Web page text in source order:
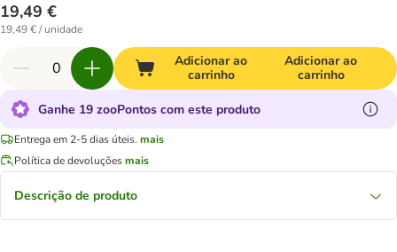
19,49 €
19,49 € / unidade
Adicionar ao
carrinho
Adicionar ao
carrinho
Ganhe 19 zooPontos com este produto
Entrega em 2-5 dias úteis. mais
Política de devoluçõesmais
Descrição de produto